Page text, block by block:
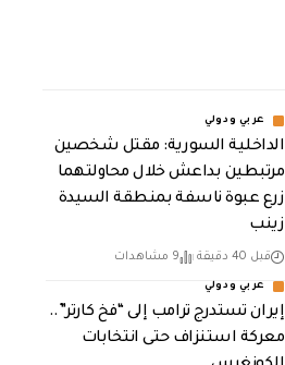
عربي ودولي
الداخلية السورية: مقتل شخصين
مرتبطين بداعش خلال محاولتهما
زرع عبوة ناسفة بمنطقة السيدة
زينب
قبل 40 دقيقة 9 مشاهدات
عربي ودولي
إيران تستدرج ترامب إلى “فخ كارتر”..
معركة استنزاف حتى انتخابات